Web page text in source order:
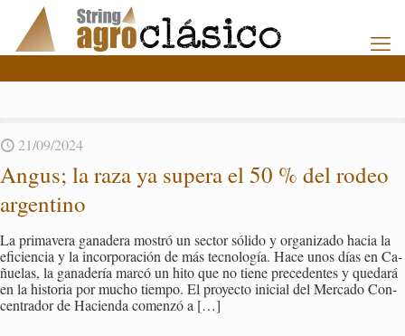
21/09/2024
Angus; la raza ya su­pera el 50 % del rodeo
ar­gen­tino
La pri­ma­ve­ra ga­na­de­ra mos­tró un sec­tor só­li­do y or­ga­ni­za­do hacia la
efi­cien­cia y la in­cor­po­ra­ción de más tec­no­lo­gía. Hace unos días en Ca­
ñue­las, la ga­na­de­ría marcó un hito que no tiene pre­ce­den­tes y que­da­rá
en la his­to­ria por mucho tiem­po. El pro­yec­to ini­cial del Mer­ca­do Con­
cen­tra­dor de Ha­cien­da co­men­zó a […]